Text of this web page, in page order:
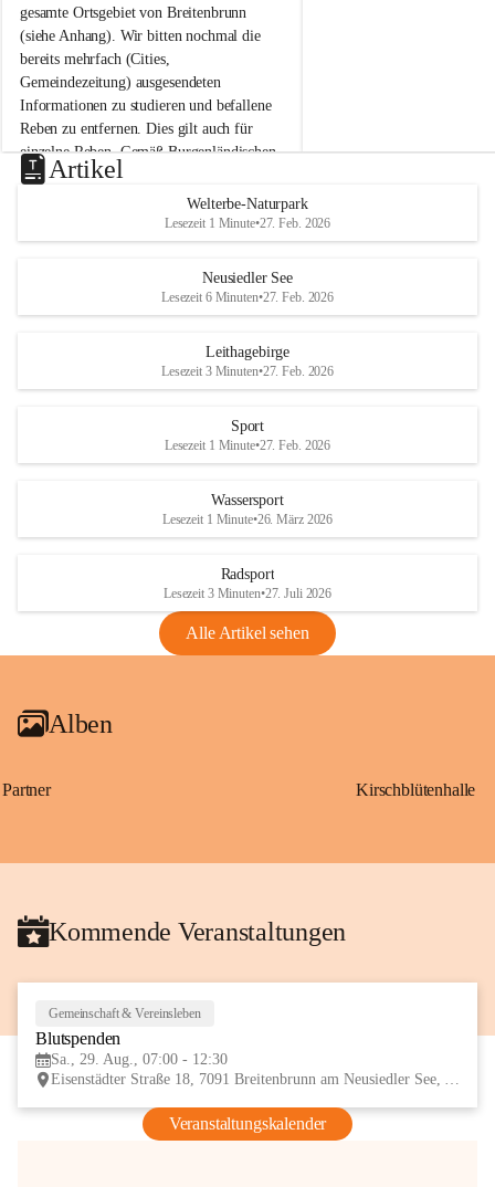
u
n
n
a
m
N
e
u
s
d
S
gesamte Ortsgebiet von Breitenbrunn
(siehe Anhang). Wir bitten nochmal die
bereits mehrfach (Cities,
Gemeindezeitung) ausgesendeten
Informationen zu studieren und befallene
Reben zu entfernen. Dies gilt auch für
einzelne Reben. Gemäß Burgenländischen
Weinbaugesetz sind nicht gepflegte oder
unzulässige Weingärten zu roden! Bitte
helfen wir zusammen um unsere Winzer
vor den prognostizierten Ernteausfällen
und den daraus folgenden wirtschaftlichen
Maßnahmen zur Bekämpfung
Rebe und der Amerikanischen
Anhang VBl. EU Nr. 18
1 Seite•1,4 MB
VBl. EU Nr. 18_2026
u
e
d
r
S
Artikel
Welterbe-Naturpark
Lesezeit 1 Minute•27. Feb. 2026
Neusiedler See
Lesezeit 6 Minuten•27. Feb. 2026
Leithagebirge
Lesezeit 3 Minuten•27. Feb. 2026
Sport
Lesezeit 1 Minute•27. Feb. 2026
Wassersport
Lesezeit 1 Minute•26. März 2026
Radsport
Lesezeit 3 Minuten•27. Juli 2026
Alle Artikel sehen
Alben
Partner Kirschblütenhalle
Kommende Veranstaltungen
Gemeinschaft & Vereinsleben
Blutspenden
Sa., 29. Aug., 07:00 - 12:30
Eisenstädter Straße 18, 7091 Breitenbrunn am Neusiedler See, AUT
Veranstaltungskalender